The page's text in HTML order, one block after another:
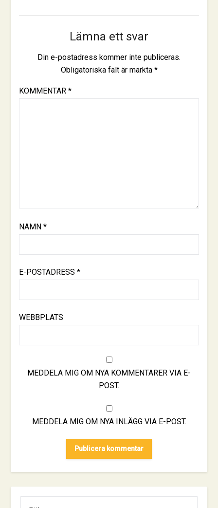
Lämna ett svar
Din e-postadress kommer inte publiceras.
Obligatoriska fält är märkta *
KOMMENTAR *
NAMN *
E-POSTADRESS *
WEBBPLATS
MEDDELA MIG OM NYA KOMMENTARER VIA E-
POST.
MEDDELA MIG OM NYA INLÄGG VIA E-POST.